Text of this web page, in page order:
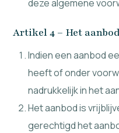
deze algemene
Artikel 4 – Het
Indien een aanbod
heeft of onder
nadrukkelijk in het
Het aanbod is
gerechtigd het